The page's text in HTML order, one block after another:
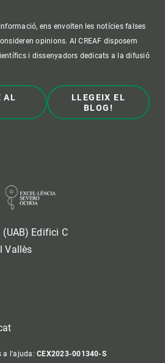
ens envolten les notícies falses
opinions. Al CREAF disposem
i dissenyadors dedicats a la difusió
AL
LLEGEIX EL
BLOG!
Edifici C
Vallès
a l'ajuda:CEX2023-001340-S